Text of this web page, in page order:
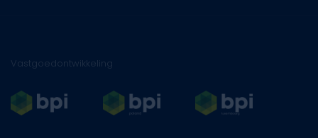
Vastgoedontwikkeling